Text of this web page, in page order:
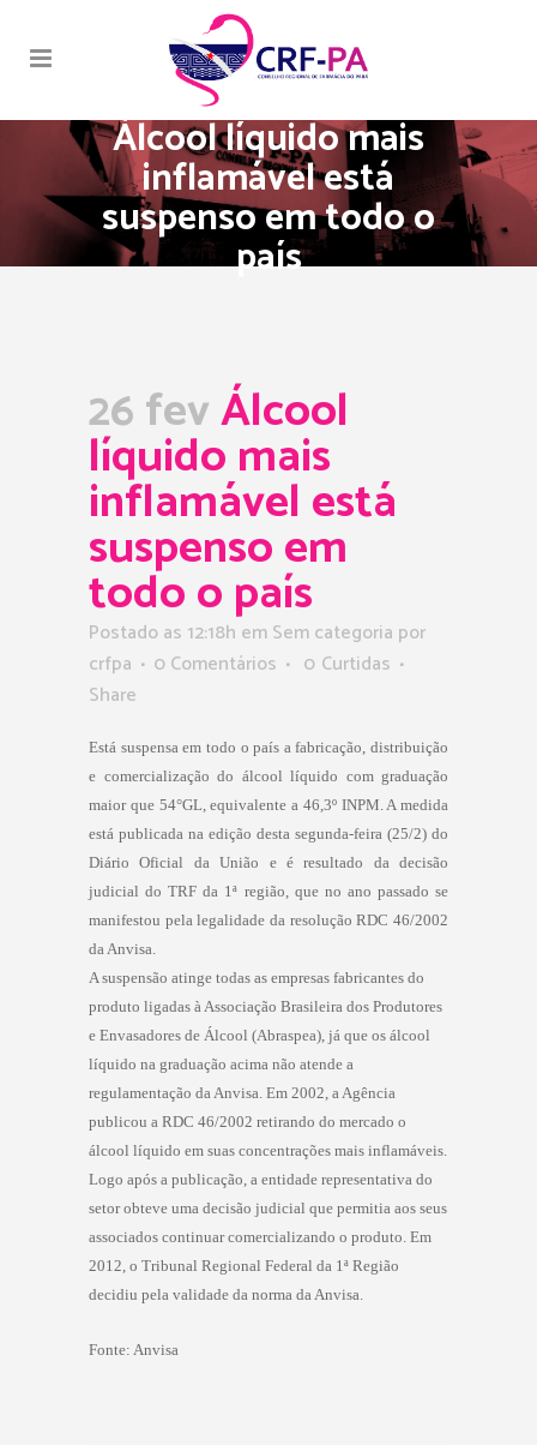
Álcool líquido mais
inflamável está
suspenso em todo o
país
26 fevÁlcool
líquido mais
inflamável está
suspenso em
todo o país
Postado as 12:18h em Sem categoria por
crfpa
0 Comentários 0 Curtidas
Share
Está suspensa em todo o país a fabricação, distribuição
e comercialização do álcool líquido com graduação
maior que 54°GL, equivalente a 46,3º INPM. A medida
está publicada na edição desta segunda-feira (25/2) do
Diário Oficial da União e é resultado da decisão
judicial do TRF da 1ª região, que no ano passado se
manifestou pela legalidade da resolução RDC 46/2002
da Anvisa.
A suspensão atinge todas as empresas fabricantes do
produto ligadas à Associação Brasileira dos Produtores
e Envasadores de Álcool (Abraspea), já que os álcool
líquido na graduação acima não atende a
regulamentação da Anvisa. Em 2002, a Agência
publicou a RDC 46/2002 retirando do mercado o
álcool líquido em suas concentrações mais inflamáveis.
Logo após a publicação, a entidade representativa do
setor obteve uma decisão judicial que permitia aos seus
associados continuar comercializando o produto. Em
2012, o Tribunal Regional Federal da 1ª Região
decidiu pela validade da norma da Anvisa.
Fonte: Anvisa